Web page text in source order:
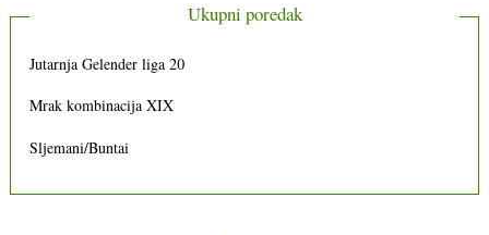
Ukupni poredak
Jutarnja Gelender liga 20
Mrak kombinacija XIX
Sljemani/Buntai